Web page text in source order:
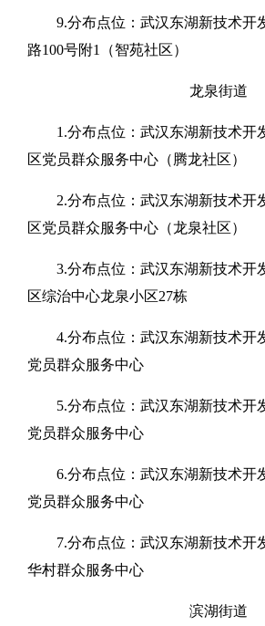
9.分布点位：武汉东湖新技术开
路100号附1（智苑社区）
龙泉街道
1.分布点位：武汉东湖新技术开
区党员群众服务中心（腾龙社区）
2.分布点位：武汉东湖新技术开
区党员群众服务中心（龙泉社区）
3.分布点位：武汉东湖新技术开
区综治中心龙泉小区27栋
4.分布点位：武汉东湖新技术开
党员群众服务中心
5.分布点位：武汉东湖新技术开
党员群众服务中心
6.分布点位：武汉东湖新技术开
党员群众服务中心
7.分布点位：武汉东湖新技术开
华村群众服务中心
滨湖街道